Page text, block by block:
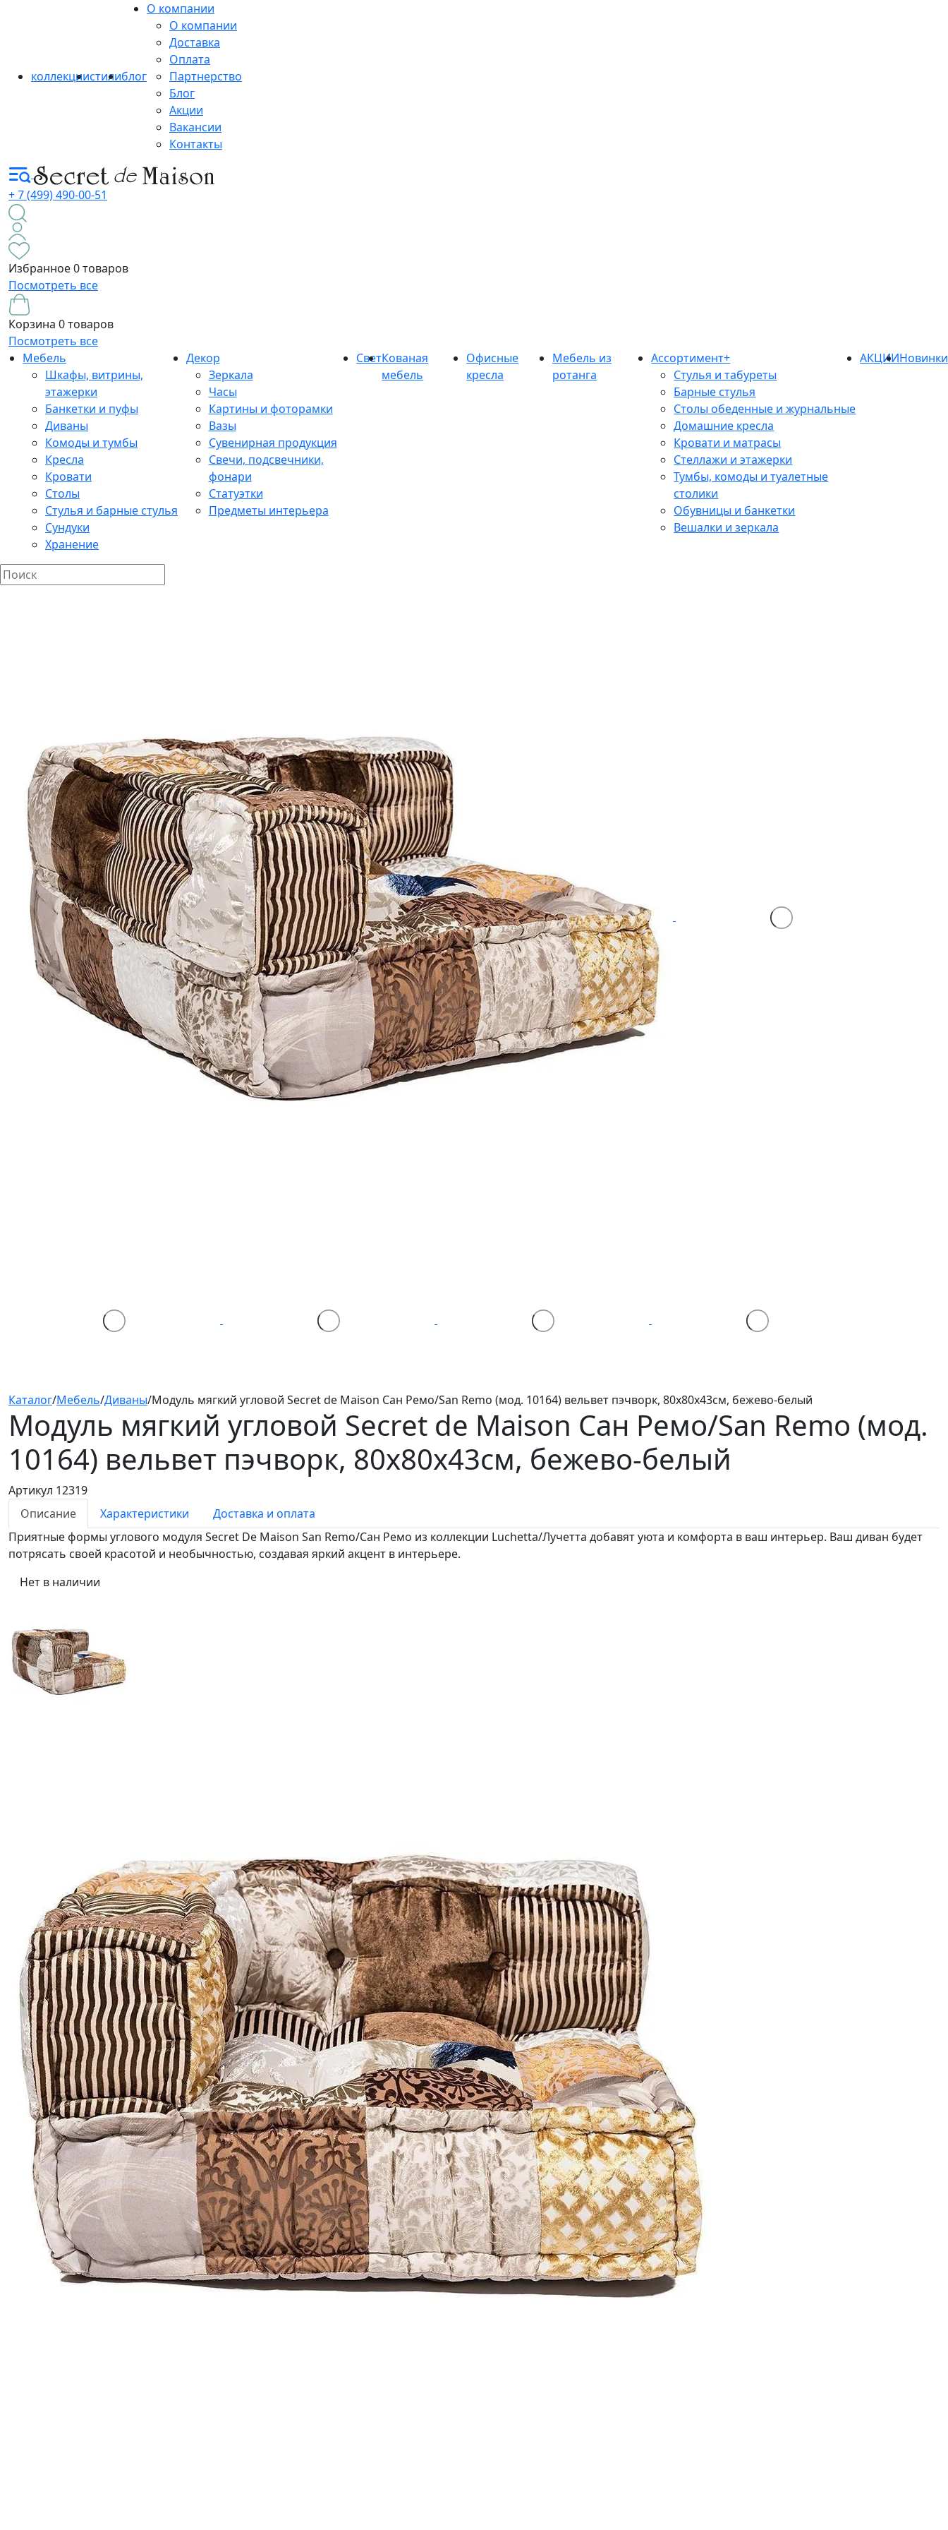
коллекциистилиблог
О компании
О компании
Доставка
Оплата
Партнерство
Блог
Акции
Вакансии
Контакты
+ 7 (499) 490-00-51
Избранное0 товаров
Посмотреть все
Корзина 0 товаров
Посмотреть все
Мебель
Шкафы, витрины,
этажерки
Банкетки и пуфы
Диваны
Комоды и тумбы
Кресла
Кровати
Столы
Стулья и барные стулья
Сундуки
Хранение
Декор
Зеркала
Часы
Картины и фоторамки
Вазы
Сувенирная продукция
Свечи, подсвечники,
фонари
Статуэтки
Предметы интерьера
СветКованая
мебель
Офисные
кресла
Мебель из
ротанга
Ассортимент+
Стулья и табуреты
Барные стулья
Столы обеденные и журнальные
Домашние кресла
Кровати и матрасы
Стеллажи и этажерки
Тумбы, комоды и туалетные
столики
Обувницы и банкетки
Вешалки и зеркала
АКЦИИНовинки
Каталог/Мебель/Диваны/Модуль мягкий угловой Secret de Maison Сан Ремо/San Remo (мод. 10164) вельвет пэчворк, 80х80х43см, бежево-белый
Модуль мягкий угловой Secret de Maison Сан Ремо/San Remo (мод.
10164) вельвет пэчворк, 80х80х43см, бежево-белый
Артикул 12319
Описание
Характеристики
Доставка и оплата
Приятные формы углового модуля Secret De Maison San Remo/Сан Ремо из коллекции Luchetta/Лучетта добавят уюта и комфорта в ваш интерьер. Ваш диван будет
потрясать своей красотой и необычностью, создавая яркий акцент в интерьере.
Нет в наличии